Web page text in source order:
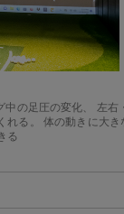
中の足圧の変化、 左
れる。 体の動きに大
る